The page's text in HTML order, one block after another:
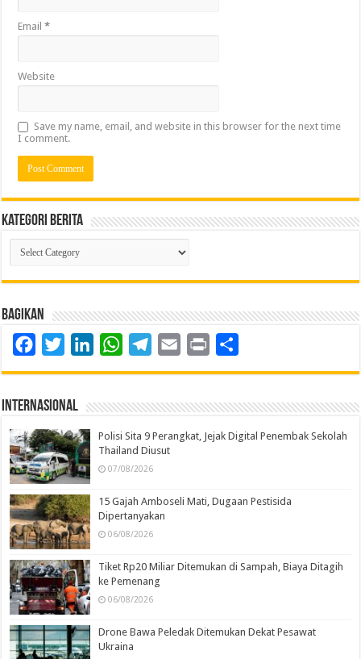
Email*
Website
Save my name, email, and website in this browser for the next time
I comment.
Kategori Berita
Kategori
Berita
Bagikan
FacebookTwitterLinkedInWhatsAppTelegram
Email Print
Internasional
Polisi Sita 9 Perangkat, Jejak Digital Penembak Sekolah
Thailand Diusut
07/08/2026
15 Gajah Amboseli Mati, Dugaan Pestisida
Dipertanyakan
06/08/2026
Tiket Rp20 Miliar Ditemukan di Sampah, Biaya Ditagih
ke Pemenang
06/08/2026
Drone Bawa Peledak Ditemukan Dekat Pesawat
Ukraina